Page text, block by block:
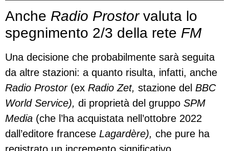
Anche Radio Prostorvaluta lo
spegnimento 2/3 della rete FM
Una decisione che probabilmente sarà seguita
da altre stazioni: a quanto risulta, infatti, anche
Radio Prostor(ex Radio Zet, stazione del BBC
World Service), di proprietà del gruppo SPM
Media (che l’ha acquistata nell’ottobre 2022
dall’editore francese Lagardère), che pure ha